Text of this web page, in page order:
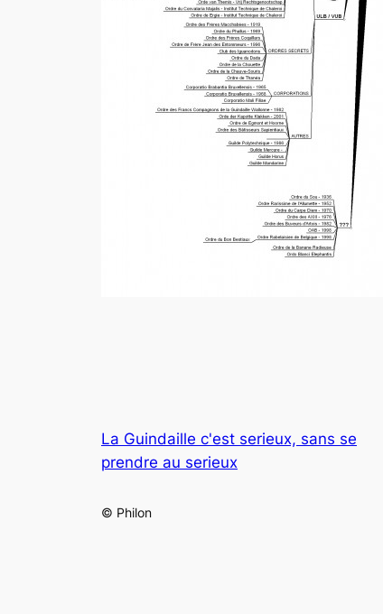
La Guindaille c'est serieux, sans se
prendre au serieux
© Philon